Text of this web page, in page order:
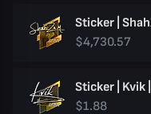
Sticker |
$4,730.57
Sticker | Kvik
$1.88